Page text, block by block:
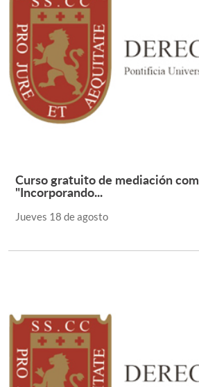
Curso gratuito de mediación
"Incorporando...
Jueves 18 de agosto